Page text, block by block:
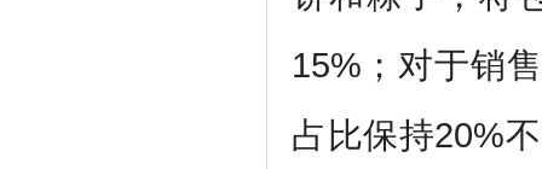
15% ；对于销
占比保持20%